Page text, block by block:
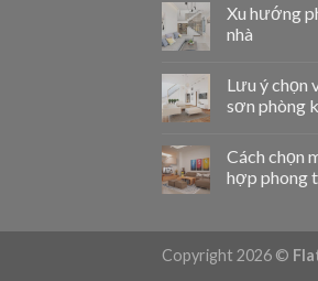
Xu hướng
nhà
Lưu ý chọn
sơn phòng
Cách chọn
hợp phong
Copyright 2026 ©